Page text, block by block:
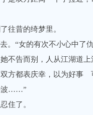
昔的绮梦里。
“女的有次不小心中了
不告而别，人从江湖道
方都表庆幸，以为好事
波……”
住了。